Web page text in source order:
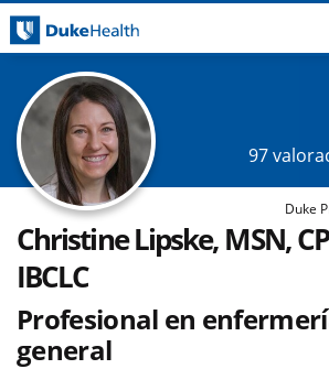
97
Duke
Christine Lipske, MSN,
IBCLC
Profesional en
general